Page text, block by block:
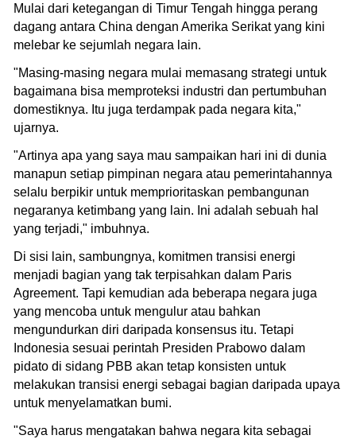
Mulai dari ketegangan di Timur Tengah hingga perang
dagang antara China dengan Amerika Serikat yang kini
melebar ke sejumlah negara lain.
"Masing-masing negara mulai memasang strategi untuk
bagaimana bisa memproteksi industri dan pertumbuhan
domestiknya. Itu juga terdampak pada negara kita,"
ujarnya.
"Artinya apa yang saya mau sampaikan hari ini di dunia
manapun setiap pimpinan negara atau pemerintahannya
selalu berpikir untuk memprioritaskan pembangunan
negaranya ketimbang yang lain. Ini adalah sebuah hal
yang terjadi," imbuhnya.
Di sisi lain, sambungnya, komitmen transisi energi
menjadi bagian yang tak terpisahkan dalam Paris
Agreement. Tapi kemudian ada beberapa negara juga
yang mencoba untuk mengulur atau bahkan
mengundurkan diri daripada konsensus itu. Tetapi
Indonesia sesuai perintah Presiden Prabowo dalam
pidato di sidang PBB akan tetap konsisten untuk
melakukan transisi energi sebagai bagian daripada upaya
untuk menyelamatkan bumi.
"Saya harus mengatakan bahwa negara kita sebagai